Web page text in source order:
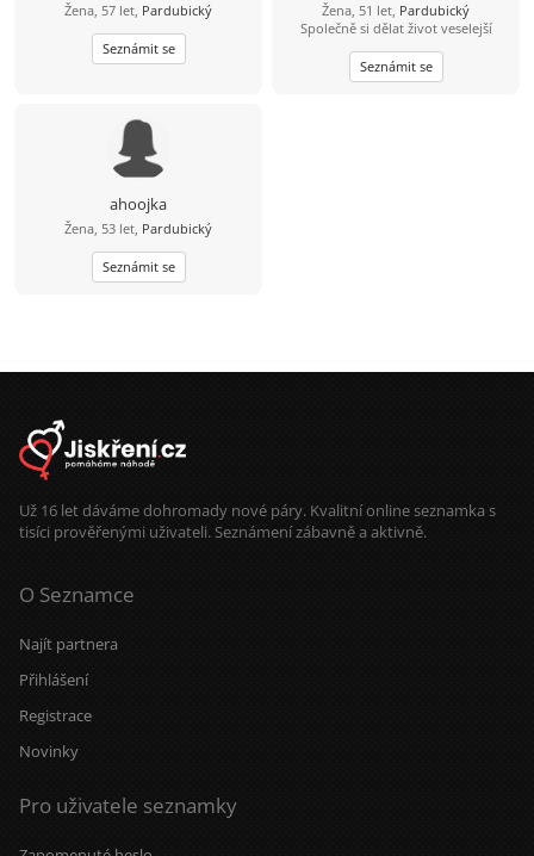
Žena, 57 let, Pardubický
Seznámit se
Žena, 51 let, Pardubický
Společně si dělat život veselejší
Seznámit se
ahoojka
Žena, 53 let, Pardubický
Seznámit se
Už 16 let dáváme dohromady nové páry. Kvalitní online seznamka s
tisíci prověřenými uživateli. Seznámení zábavně a aktivně.
O Seznamce
Najít partnera
Přihlášení
Registrace
Novinky
Pro uživatele seznamky